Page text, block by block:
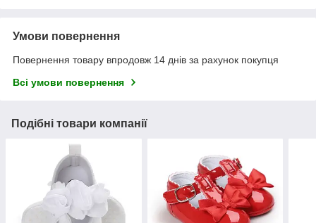
Умови повернення
Повернення товару впродовж 14 днів за рахунок покупця
Всі умови повернення
Подібні товари компанії